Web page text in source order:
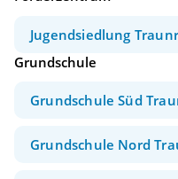
Jugendsiedlung
Grundschule
Grundschule Süd
Grundschule Nord